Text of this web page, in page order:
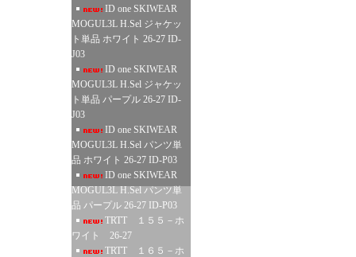
ID one SKIWEAR
MOGUL3L H.Sel ジャケッ
ト単品 ホワイト 26-27 ID-
J03
ID one SKIWEAR
MOGUL3L H.Sel ジャケッ
ト単品 パープル 26-27 ID-
J03
ID one SKIWEAR
MOGUL3L H.Sel パンツ単
品 ホワイト 26-27 ID-P03
ID one SKIWEAR
MOGUL3L H.Sel パンツ単
品 パープル 26-27 ID-P03
TRTT １５５－ホ
ワイト 26-27
TRTT １６５－ホ